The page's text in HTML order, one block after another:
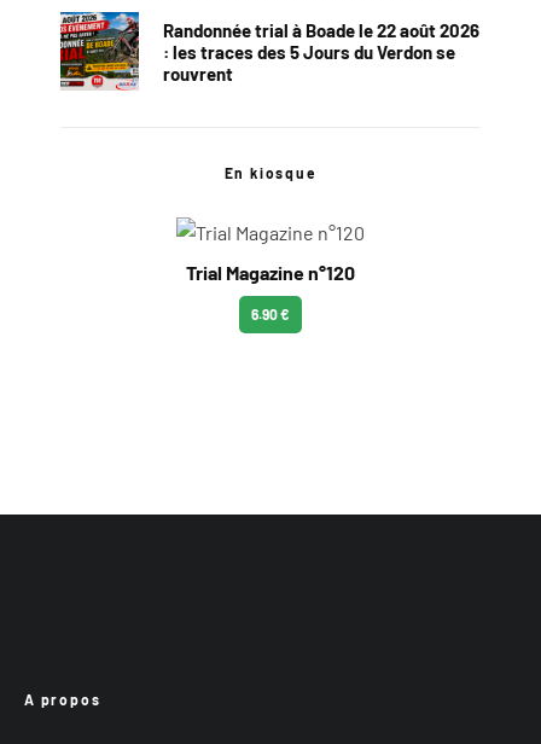
Randonnée trial à Boade le 22 août 2026
: les traces des 5 Jours du Verdon se
rouvrent
En kiosque
Trial Magazine n°120
6.90 €
A propos